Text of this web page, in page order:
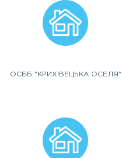
ОСББ "КРИХІВЕЦЬКА ОСЕЛЯ"